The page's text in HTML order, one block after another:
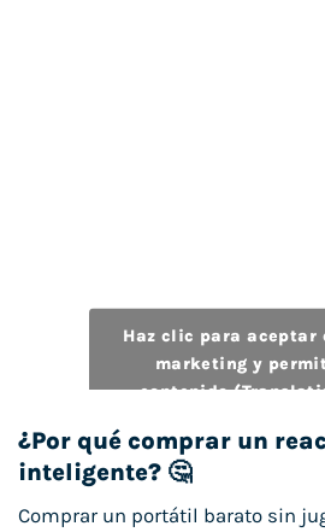
Haz clic para aceptar
marketing y
contenido
¿Por qué comprar un
inteligente? 🤔
Comprar un portátil barato sin